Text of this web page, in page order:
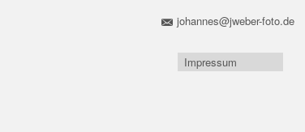
johannes@jweber-foto.de
Impressum